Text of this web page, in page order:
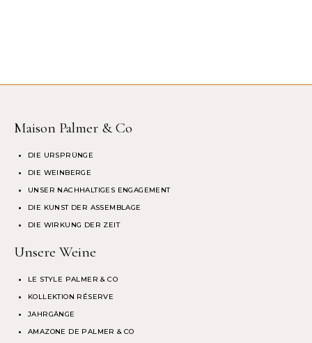
Maison Palmer & Co
DIE URSPRÜNGE
DIE WEINBERGE
UNSER NACHHALTIGES ENGAGEMENT
DIE KUNST DER ASSEMBLAGE
DIE WIRKUNG DER ZEIT
Unsere Weine
LE STYLE PALMER & CO
KOLLEKTION RÉSERVE
JAHRGÄNGE
AMAZONE DE PALMER & CO